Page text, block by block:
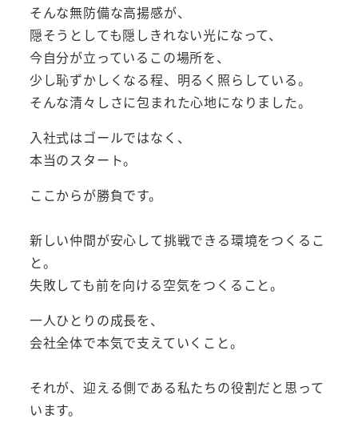
そんな無防備な高揚感が、
隠そうとしても隠しきれない光になって、
今自分が立っているこの場所を、
少し恥ずかしくなる程、明るく照らしている。
そんな清々しさに包まれた心地になりました。
入社式はゴールではなく、
本当のスタート。
ここからが勝負です。
新しい仲間が安心して挑戦できる環境をつくるこ
と。
失敗しても前を向ける空気をつくること。
一人ひとりの成長を、
会社全体で本気で支えていくこと。
それが、迎える側である私たちの役割だと思って
います。